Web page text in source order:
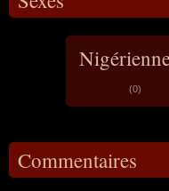
(0)
Commentaires